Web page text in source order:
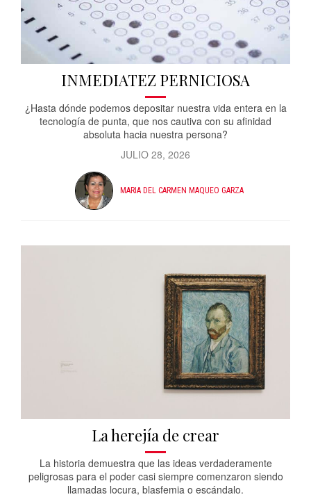
INMEDIATEZ PERNICIOSA
¿Hasta dónde podemos depositar nuestra vida entera en la
tecnología de punta, que nos cautiva con su afinidad
absoluta hacia nuestra persona?
JULIO 28, 2026
MARIA DEL CARMEN MAQUEO GARZA
La herejía de crear
La historia demuestra que las ideas verdaderamente
peligrosas para el poder casi siempre comenzaron siendo
llamadas locura, blasfemia o escándalo.